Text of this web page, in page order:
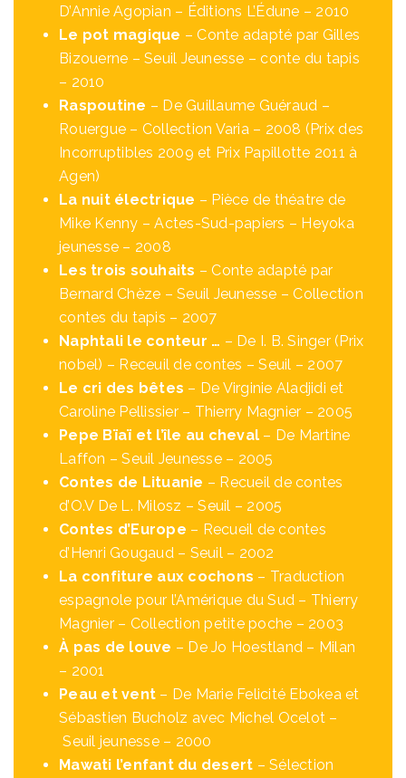
D’Annie Agopian – Éditions L’Édune – 2010
Le pot magique – Conte adapté par Gilles
Bizouerne – Seuil Jeunesse – conte du tapis
– 2010
Raspoutine – De Guillaume Guéraud –
Rouergue – Collection Varia – 2008 (Prix des
Incorruptibles 2009 et Prix Papillotte 2011 à
Agen)
La nuit électrique – Pièce de théatre de
Mike Kenny – Actes-Sud-papiers – Heyoka
jeunesse – 2008
Les trois souhaits – Conte adapté par
Bernard Chèze – Seuil Jeunesse – Collection
contes du tapis – 2007
Naphtali le conteur … – De I. B. Singer (Prix
nobel) – Receuil de contes – Seuil – 2007
Le cri des bêtes – De Virginie Aladjidi et
Caroline Pellissier – Thierry Magnier – 2005
Pepe Bïaï et l’île au cheval – De Martine
Laffon – Seuil Jeunesse – 2005
Contes de Lituanie – Recueil de contes
d’O.V De L. Milosz – Seuil – 2005
Contes d’Europe – Recueil de contes
d’Henri Gougaud – Seuil – 2002
La confiture aux cochons – Traduction
espagnole pour l’Amérique du Sud – Thierry
Magnier – Collection petite poche – 2003
À pas de louve – De Jo Hoestland – Milan
– 2001
Peau et vent – De Marie Felicité Ebokea et
Sébastien Bucholz avec Michel Ocelot –
Seuil jeunesse – 2000
Mawati l’enfant du desert – Sélection